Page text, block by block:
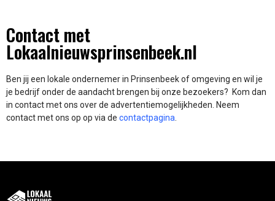
Contact met
Lokaalnieuwsprinsenbeek.nl
Ben jij een lokale ondernemer in Prinsenbeek of omgeving en wil je
je bedrijf onder de aandacht brengen bij onze bezoekers? Kom dan
in contact met ons over de advertentiemogelijkheden. Neem
contact met ons op op via de contactpagina